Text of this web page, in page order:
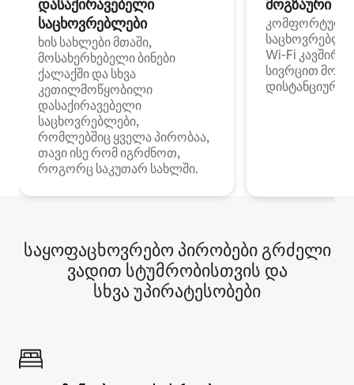
დასაქირავებელი
საცხოვრებლები
ხის სახლები მთაში,
მოსახერხებელი ბინები
ქალაქში და სხვა
კეთილმოწყობილი
დასაქირავებელი
საცხოვრებლები,
რომლებშიც ყველა პირობაა,
თავი ისე რომ იგრძნოთ,
როგორც საკუთარ სახლში.
მოგზაური
კომფორტული
Wi‑Fi
სივრცით
დისტანციური
საყოფაცხოვრებო პირობები გრძელი
ვადით სტუმრობისთვის და
სხვა უპირატესობები